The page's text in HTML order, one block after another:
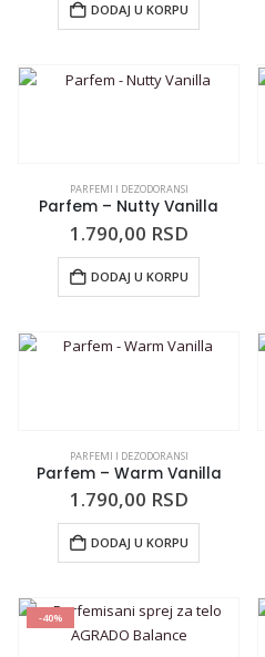
DODAJ U KORPU
PARFEMI I DEZODORANSI
Parfem – Nutty Vanilla
1.790,00 RSD
DODAJ U KORPU
PARFEMI I DEZODORANSI
Parfem – Warm Vanilla
1.790,00 RSD
DODAJ U KORPU
-40%